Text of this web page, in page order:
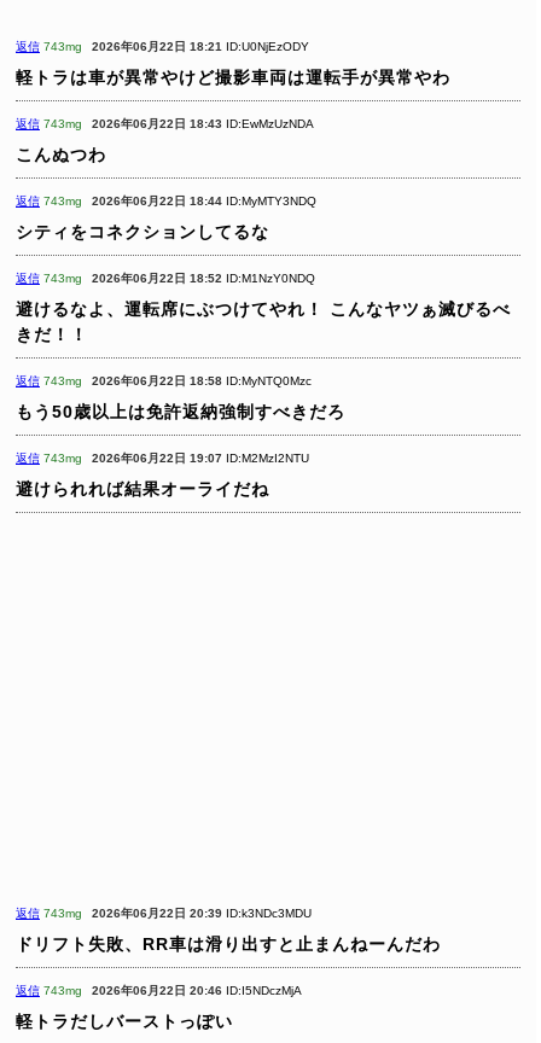
返信 743mg 2026年06月22日 18:21 ID:U0NjEzODY
軽トラは車が異常やけど撮影車両は運転手が異常やわ
返信 743mg 2026年06月22日 18:43 ID:EwMzUzNDA
こんぬつわ
返信 743mg 2026年06月22日 18:44 ID:MyMTY3NDQ
シティをコネクションしてるな
返信 743mg 2026年06月22日 18:52 ID:M1NzY0NDQ
避けるなよ、運転席にぶつけてやれ！
こんなヤツぁ滅びるべ
きだ！！
返信 743mg 2026年06月22日 18:58 ID:MyNTQ0Mzc
もう50歳以上は免許返納強制すべきだろ
返信 743mg 2026年06月22日 19:07 ID:M2MzI2NTU
避けられれば結果オーライだね
返信 743mg 2026年06月22日 20:39 ID:k3NDc3MDU
ドリフト失敗、RR車は滑り出すと止まんねーんだわ
返信 743mg 2026年06月22日 20:46 ID:I5NDczMjA
軽トラだしバーストっぽい